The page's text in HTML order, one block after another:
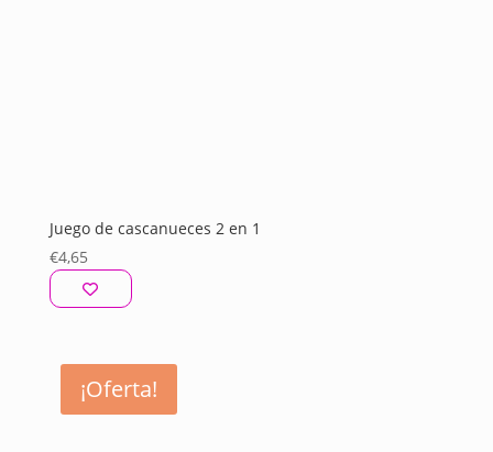
Juego de cascanueces 2 en 1
€4,65
¡Oferta!